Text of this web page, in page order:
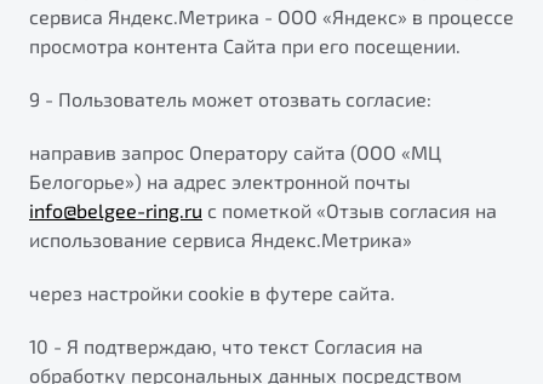
сервиса Яндекс.Метрика - ООО «Яндекс» в процессе
просмотра контента Сайта при его посещении.
9 - Пользователь может отозвать согласие:
направив запрос Оператору сайта (ООО «МЦ
Белогорье») на адрес электронной почты
info@belgee-ring.ru с пометкой «Отзыв согласия на
использование сервиса Яндекс.Метрика»
через настройки cookie в футере сайта.
10 - Я подтверждаю, что текст Согласия на
обработку персональных данных посредством